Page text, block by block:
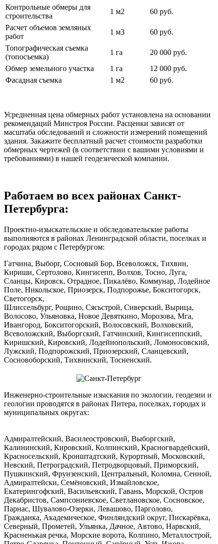
Контрольные обмеры для
строительства
1 м2
60 руб.
Расчет объемов земляных
работ
1 м3
60 руб.
Топографическая съемка
(топосъемка)
1 га
20 000 руб.
Обмер земельного участка
1 га
12 000 руб.
Фасадная съемка
1 м2 60 руб.
Усредненная цена обмерных работ установлена на основании
рекомендаций Минстроя России. Расценки зависят от
масштаба обследований и сложности измерений помещений
здания. Закажите бесплатный расчет стоимости разработки
обмерных чертежей (в соответствии с вашими условиями и
требованиями) в нашей геодезической компании.
Работаем во всех районах Санкт-
Петербурга:
Проектно-изыскательские и обследовательские работы
выполняются в районах Ленинградской области, поселках и
городах рядом с Петербургом:
Гатчина, Выборг, Сосновый Бор, Всеволожск, Тихвин,
Кириши, Сертолово, Кингисепп, Волхов, Тосно, Луга,
Сланцы, Кировск, Отрадное, Пикалёво, Коммунар, Лодейное
Поле, Никольское, Приозерск, Подпорожье, Бокситогорск,
Светогорск,
Шлиссельбург, Рощино, Сясьстрой, Сиверский, Вырица,
Волосово, Ульяновка, Новое Девяткино, Морозова, Мга,
Ивангород, Бокситогорский, Волосовский, Волховский,
Всеволожский, Выборгский, Гатчинский, Кингисеппский,
Киришский, Кировский, Лодейнопольский, Ломоносовский,
Лужский, Подпорожский, Приозерский, Сланцевский,
Сосновоборский, Тихвинский, Тосненский.
Инженерно-строительные изыскания по экологии, геодезии и
геологии проводятся в районах Питера, поселках, городах и
муниципальных округах:
Адмиралтейский, Василеостровский, Выборгский,
Калининский, Кировский, Колпинский, Красногвардейский,
Красносельский, Кронштадтский, Курортный, Московский,
Невский, Петроградский, Петродворцовый, Приморский,
Пушкинский, Фрунзенский, Центральный, Коломна, Сенной,
Адмиралтейски, Семёновский, Измайловское,
Екатерингофский, Васильевский, Гавань, Морской, Остров
Декабристов, Сампсониевское, Светлановское, Сосновское,
Парнас, Шувалово-Озерки, Левашово, Парголово,
Гражданка, Академическое, Финляндский округ, Пискарёвка,
Северный, Прометей, Ульянка, Дачное, Автово, Нарвский,
Красненькая речка, Морские ворота, Колпино, Металлострой,